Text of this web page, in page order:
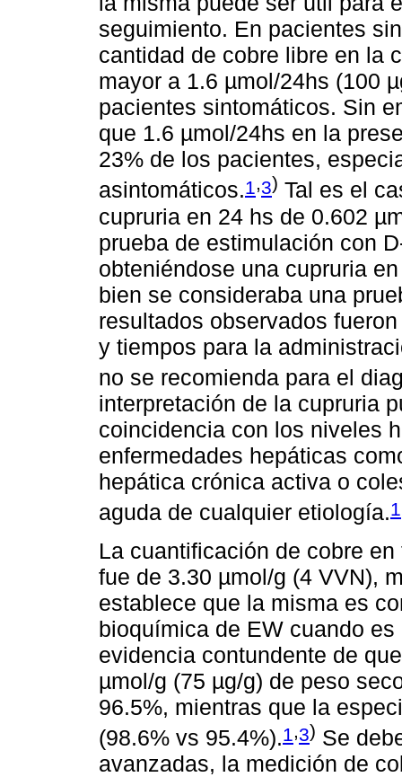
seguimiento. En pacientes
cantidad de cobre libre en la
mayor a 1.6 µmol/24hs (100
pacientes sintomáticos. Sin
que 1.6 µmol/24hs en la
23% de los pacientes,
asintomáticos.1 ,3) Tal es el
cupruria en 24 hs de 0.602
prueba de estimulación con
obteniéndose una cupruria
bien se consideraba una
resultados observados
y tiempos para la
no se recomienda para el
interpretación de la cupruria
coincidencia con los niveles
enfermedades hepáticas
hepática crónica activa o
aguda de cualquier etiología.1
La cuantificación de cobre
fue de 3.30 µmol/g (4 VVN),
establece que la misma es
bioquímica de EW cuando
evidencia contundente de
µmol/g (75 µg/g) de peso
96.5%, mientras que la
(98.6% vs 95.4%).1 ,3) Se
avanzadas, la medición de